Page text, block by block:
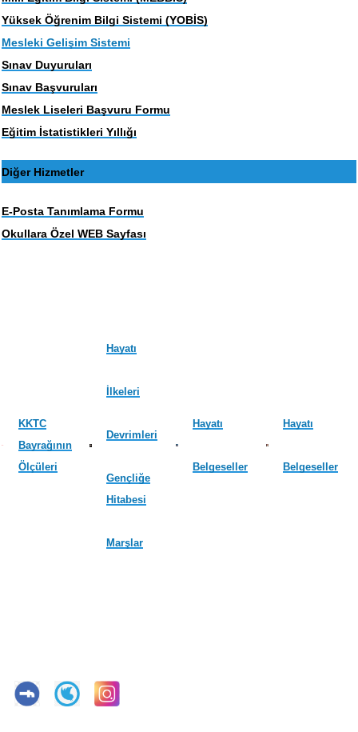
Yüksek Öğrenim Bilgi Sistemi (YOBİS)
Mesleki Gelişim Sistemi
Sınav Duyuruları
Sınav Başvuruları
Meslek Liseleri Başvuru Formu
Eğitim İstatistikleri Yıllığı
Diğer Hizmetler
E-Posta Tanımlama Formu
Okullara Özel WEB Sayfası
KKTC
Bayrağının
Ölçüleri
Hayatı
İlkeleri
Devrimleri
Gençliğe
Hitabesi
Marşlar
Hayatı
Belgeseller
Hayatı
Belgeseller